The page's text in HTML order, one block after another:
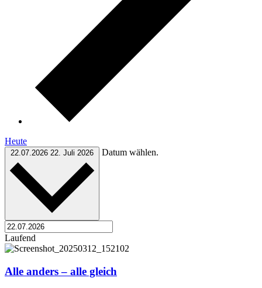
Heute
22.07.2026 22. Juli 2026 Datum wählen.
Laufend
Alle anders – alle gleich